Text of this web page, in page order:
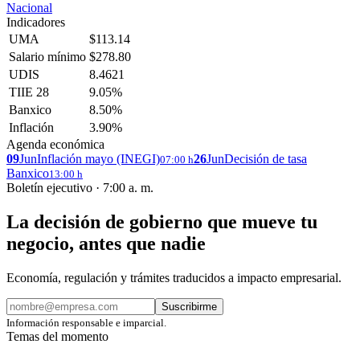
Nacional
Indicadores
UMA
$113.14
Salario mínimo $278.80
UDIS
8.4621
TIIE 28
9.05%
Banxico
8.50%
Inflación
3.90%
Agenda económica
09JunInflación mayo (INEGI)07:00 h26JunDecisión de tasa
Banxico13:00 h
Boletín ejecutivo · 7:00 a. m.
La decisión de gobierno que mueve tu
negocio, antes que nadie
Economía, regulación y trámites traducidos a impacto empresarial.
Suscribirme
Información responsable e imparcial.
Temas del momento